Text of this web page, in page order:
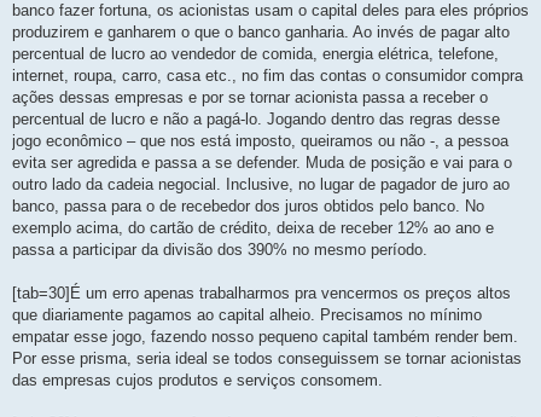
banco fazer fortuna, os acionistas usam o capital deles para eles próprios
produzirem e ganharem o que o banco ganharia. Ao invés de pagar alto
percentual de lucro ao vendedor de comida, energia elétrica, telefone,
internet, roupa, carro, casa etc., no fim das contas o consumidor compra
ações dessas empresas e por se tornar acionista passa a receber o
percentual de lucro e não a pagá-lo. Jogando dentro das regras desse
jogo econômico – que nos está imposto, queiramos ou não -, a pessoa
evita ser agredida e passa a se defender. Muda de posição e vai para o
outro lado da cadeia negocial. Inclusive, no lugar de pagador de juro ao
banco, passa para o de recebedor dos juros obtidos pelo banco. No
exemplo acima, do cartão de crédito, deixa de receber 12% ao ano e
passa a participar da divisão dos 390% no mesmo período.
[tab=30]É um erro apenas trabalharmos pra vencermos os preços altos
que diariamente pagamos ao capital alheio. Precisamos no mínimo
empatar esse jogo, fazendo nosso pequeno capital também render bem.
Por esse prisma, seria ideal se todos conseguissem se tornar acionistas
das empresas cujos produtos e serviços consomem.